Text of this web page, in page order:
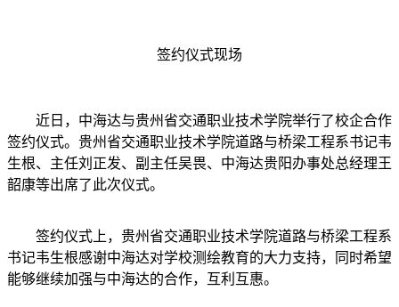
签约仪式现场
近日，中海达与贵州省交通职业技术学院举行了校企合作
签约仪式。贵州省交通职业技术学院道路与桥梁工程系书记韦
生根、主任刘正发、副主任吴畏、中海达贵阳办事处总经理王
韶康等出席了此次仪式。
签约仪式上，贵州省交通职业技术学院道路与桥梁工程系
书记韦生根感谢中海达对学校测绘教育的大力支持，同时希望
能够继续加强与中海达的合作，互利互惠。